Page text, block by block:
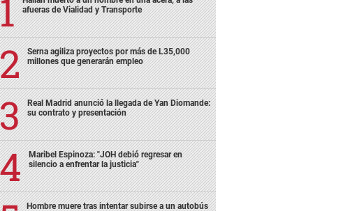
afueras de Vialidad y Transporte
Serna agiliza proyectos por más de L35,000
millones que generarán empleo
Real Madrid anunció la llegada de Yan Diomande:
su contrato y presentación
Maribel Espinoza: "JOH debió regresar en
silencio a enfrentar la justicia"
Hombre muere tras intentar subirse a un autobús